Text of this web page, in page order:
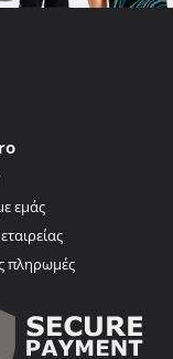
εμάς
πληρωμές